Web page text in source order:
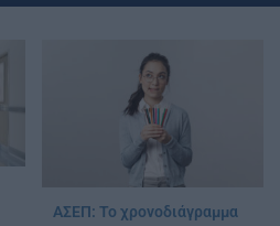
ΑΣΕΠ: Το χρονοδιάγραμμα